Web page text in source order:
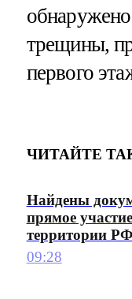
трещины,
первого
ЧИТАЙТЕ
Найдены
прямое
территории РФ
09:28